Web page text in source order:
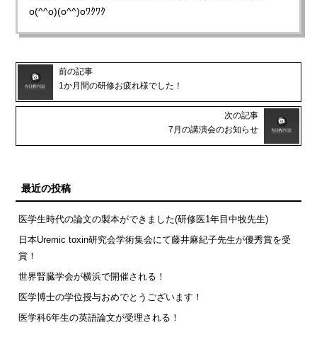
o(^^o)(o^^)oﾜｸﾜｸ
前の記事
1か月間の研修お疲れ様でした！
次の記事
7月の講演会のお知らせ
最近の投稿
医学生時代の論文の製本ができました(研修医1年目中牧先生)
日本Uremic toxin研究会学術集会にて藤井麻紀子先生が優秀賞を受
賞！
世界腎臓学会が横浜で開催される！
医学博士の学位授与おめでとうございます！
医学科6年生の英語論文が受理される！